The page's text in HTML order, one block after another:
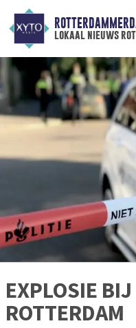
lokaal nieuws
EXPLOSIE
ROTTERDAM